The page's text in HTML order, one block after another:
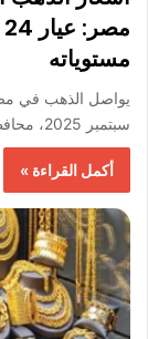
مستوياته
سبتمبر 2025، محافظًا على تمسكه بالقرب من أعلى…
أكمل القراءة »